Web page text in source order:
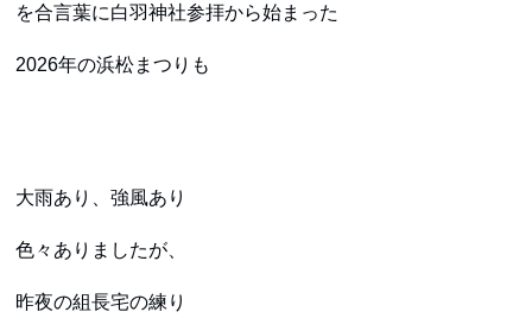
を合言葉に白羽神社参拝から始まった
2026年の浜松まつりも
大雨あり、強風あり
色々ありましたが、
昨夜の組長宅の練り